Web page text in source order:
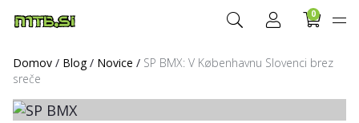
0
Domov / Blog/ Novice / SP BMX: V Københavnu Slovenci brez
sreče